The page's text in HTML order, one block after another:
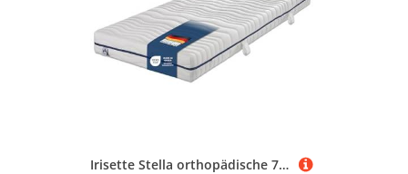
Irisette Stella orthopädische 7-Zonen Kaltschaummatratze, Härtegrad 2 (weich), 90 x 200 cm, Öko-Tex Zertifiziert, produziert in Deutschland